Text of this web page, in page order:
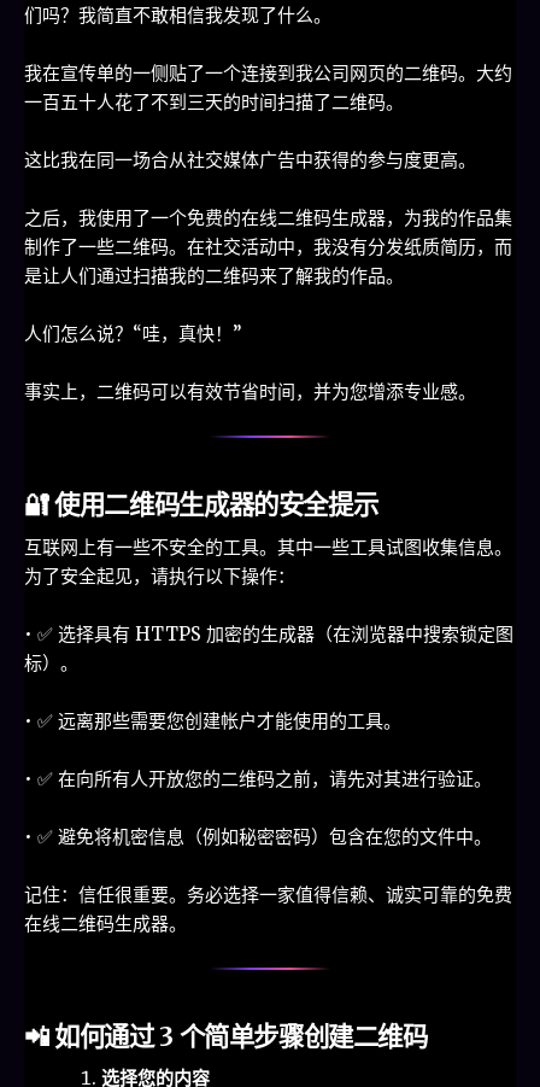
们吗？我简直不敢相信我发现了什么。
我在宣传单的一侧贴了一个连接到我公司网页的二维码。大约
一百五十人花了不到三天的时间扫描了二维码。
这比我在同一场合从社交媒体广告中获得的参与度更高。
之后，我使用了一个免费的在线二维码生成器，为我的作品集
制作了一些二维码。在社交活动中，我没有分发纸质简历，而
是让人们通过扫描我的二维码来了解我的作品。
人们怎么说？“哇，真快！”
事实上，二维码可以有效节省时间，并为您增添专业感。
🔐 使用二维码生成器的安全提示
互联网上有一些不安全的工具。其中一些工具试图收集信息。
为了安全起见，请执行以下操作：
• ✅ 选择具有 HTTPS 加密的生成器（在浏览器中搜索锁定图
标）。
• ✅ 远离那些需要您创建帐户才能使用的工具。
• ✅ 在向所有人开放您的二维码之前，请先对其进行验证。
• ✅ 避免将机密信息（例如秘密密码）包含在您的文件中。
记住：信任很重要。务必选择一家值得信赖、诚实可靠的免费
在线二维码生成器。
📲 如何通过 3 个简单步骤创建二维码
选择您的内容